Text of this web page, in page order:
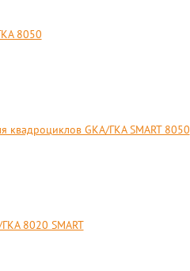
8050
квадроциклов GKA/ГКА SMART 8050
8020 SMART